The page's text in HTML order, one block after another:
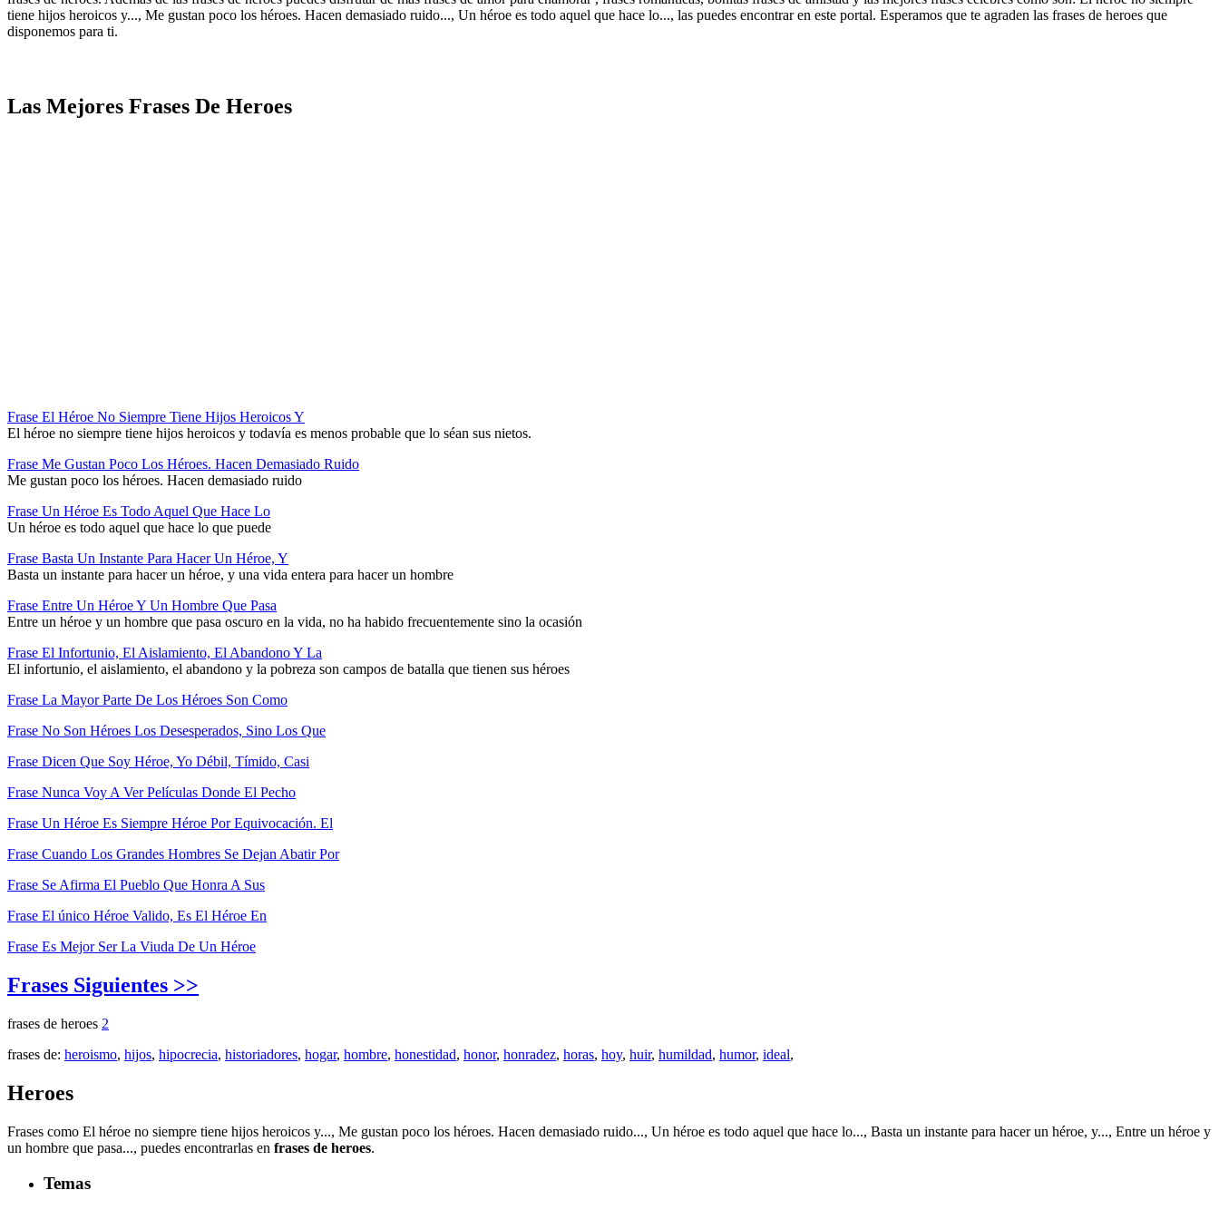
tiene hijos heroicos y..., Me gustan poco los héroes. Hacen demasiado ruido..., Un héroe es todo aquel que hace lo..., las puedes encontrar en este portal. Esperamos que te agraden las frases de heroes que
disponemos para ti.
Las Mejores Frases De Heroes
Frase El Héroe No Siempre Tiene Hijos Heroicos Y
El héroe no siempre tiene hijos heroicos y todavía es menos probable que lo séan sus nietos.
Frase Me Gustan Poco Los Héroes. Hacen Demasiado Ruido
Me gustan poco los héroes. Hacen demasiado ruido
Frase Un Héroe Es Todo Aquel Que Hace Lo
Un héroe es todo aquel que hace lo que puede
Frase Basta Un Instante Para Hacer Un Héroe, Y
Basta un instante para hacer un héroe, y una vida entera para hacer un hombre
Frase Entre Un Héroe Y Un Hombre Que Pasa
Entre un héroe y un hombre que pasa oscuro en la vida, no ha habido frecuentemente sino la ocasión
Frase El Infortunio, El Aislamiento, El Abandono Y La
El infortunio, el aislamiento, el abandono y la pobreza son campos de batalla que tienen sus héroes
Frase La Mayor Parte De Los Héroes Son Como
Frase No Son Héroes Los Desesperados, Sino Los Que
Frase Dicen Que Soy Héroe, Yo Débil, Tímido, Casi
Frase Nunca Voy A Ver Películas Donde El Pecho
Frase Un Héroe Es Siempre Héroe Por Equivocación. El
Frase Cuando Los Grandes Hombres Se Dejan Abatir Por
Frase Se Afirma El Pueblo Que Honra A Sus
Frase El único Héroe Valido, Es El Héroe En
Frase Es Mejor Ser La Viuda De Un Héroe
Frases Siguientes >>
frases de heroes 2
frases de: heroismo, hijos, hipocrecia, historiadores, hogar, hombre, honestidad, honor, honradez, horas, hoy, huir, humildad, humor, ideal,
Heroes
Frases como El héroe no siempre tiene hijos heroicos y..., Me gustan poco los héroes. Hacen demasiado ruido..., Un héroe es todo aquel que hace lo..., Basta un instante para hacer un héroe, y..., Entre un héroe y
un hombre que pasa..., puedes encontrarlas en frases de heroes.
Temas